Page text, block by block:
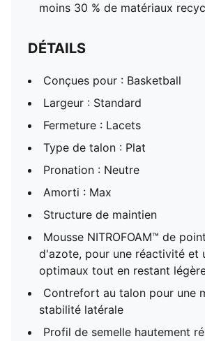
moins 30 % de matériaux
DÉTAILS
Conçues pour : Basketball
Largeur : Standard
Fermeture : Lacets
Type de talon : Plat
Pronation : Neutre
Amorti : Max
Structure de maintien
Mousse NITROFOAM™ de
d'azote, pour une réactivité et
optimaux tout en restant
Contrefort au talon pour une
stabilité latérale
Profil de semelle hautement